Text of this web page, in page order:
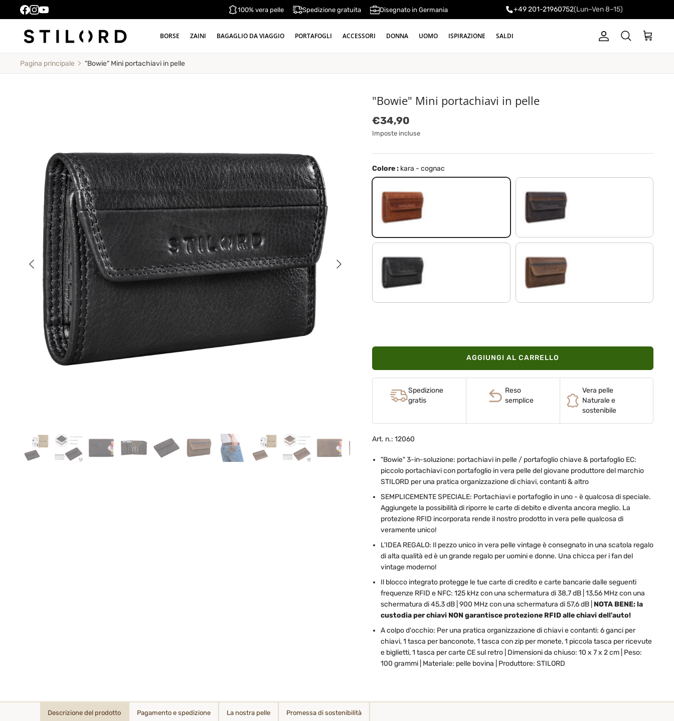
100% vera pelle Spedizione gratuita Disegnato in Germania +49 201-21960752(Lun–Ven 8–15)
BORSE ZAINI BAGAGLIO DA VIAGGIO PORTAFOGLI ACCESSORI DONNA UOMO ISPIRAZIONE SALDI Account
Cerca Carrello
Pagina principale "Bowie" Mini portachiavi in pelle
Indietro Avanti
"Bowie" Mini portachiavi in pelle
Prezzo normale
€34,90
Imposte incluse
Colore : kara - cognac
kara - cognac marrone scuro
nero marrone medio
AGGIUNGI AL CARRELLO
Spedizione
gratis
Reso
semplice
Vera pelle
Naturale e
sostenibile
Art. n.: 12060
"Bowie" 3-in-soluzione: portachiavi in pelle / portafoglio chiave & portafoglio EC:
piccolo portachiavi con portafoglio in vera pelle del giovane produttore del marchio
STILORD per una pratica organizzazione di chiavi, contanti & altro
SEMPLICEMENTE SPECIALE: Portachiavi e portafoglio in uno - è qualcosa di speciale.
Aggiungete la possibilità di riporre le carte di debito e diventa ancora meglio. La
protezione RFID incorporata rende il nostro prodotto in vera pelle qualcosa di
veramente unico!
L'IDEA REGALO: Il pezzo unico in vera pelle vintage è consegnato in una scatola regalo
di alta qualità ed è un grande regalo per uomini e donne. Una chicca per i fan del
vintage moderno!
Il blocco integrato protegge le tue carte di credito e carte bancarie dalle seguenti
frequenze RFID e NFC: 125 kHz con una schermatura di 38,7 dB | 13,56 MHz con una
schermatura di 45,3 dB | 900 MHz con una schermatura di 57,6 dB | NOTA BENE: la
custodia per chiavi NON garantisce protezione RFID alle chiavi dell'auto!
A colpo d'occhio: Per una pratica organizzazione di chiavi e contanti: 6 ganci per
chiavi, 1 tasca per banconote, 1 tasca con zip per monete, 1 piccola tasca per ricevute
e biglietti, 1 tasca per carte CE sul retro | Dimensioni da chiuso: 10 x 7 x 2 cm | Peso:
100 grammi | Materiale: pelle bovina | Produttore: STILORD
Descrizione del prodotto Pagamento e spedizione La nostra pelle Promessa di sostenibilità